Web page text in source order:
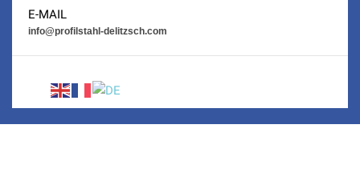
E-MAIL
info@profilstahl-delitzsch.com